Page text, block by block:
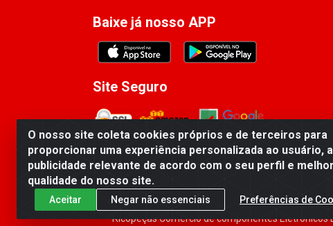
O nosso site coleta cookies próprios e de terceiros para
proporcionar uma experiência personalizada ao usuário,
publicidade relevante de acordo com o seu perfil e
qualidade do nosso site.
Aceitar Negar não essenciais Preferências de
Baixe já nosso APP
Site Seguro
Ricopeças Comércio de componentes Eletrônicos